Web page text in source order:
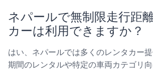
ネパールで無制限走行距
カーは利用できますか？
はい、ネパールでは多くのレンタカー
期間のレンタルや特定の車両カテゴリ